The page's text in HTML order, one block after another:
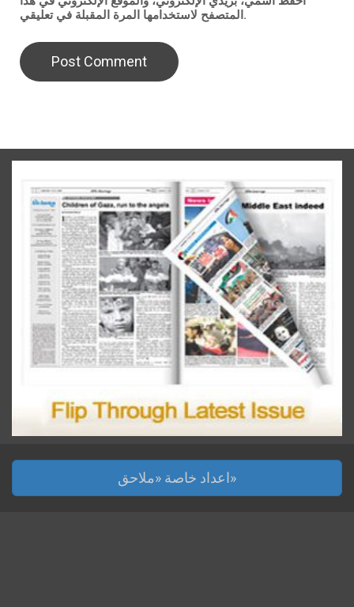
المتصفح لاستخدامها المرة المقبلة في تعليقي.
اعداد خاصة «ملاحق»